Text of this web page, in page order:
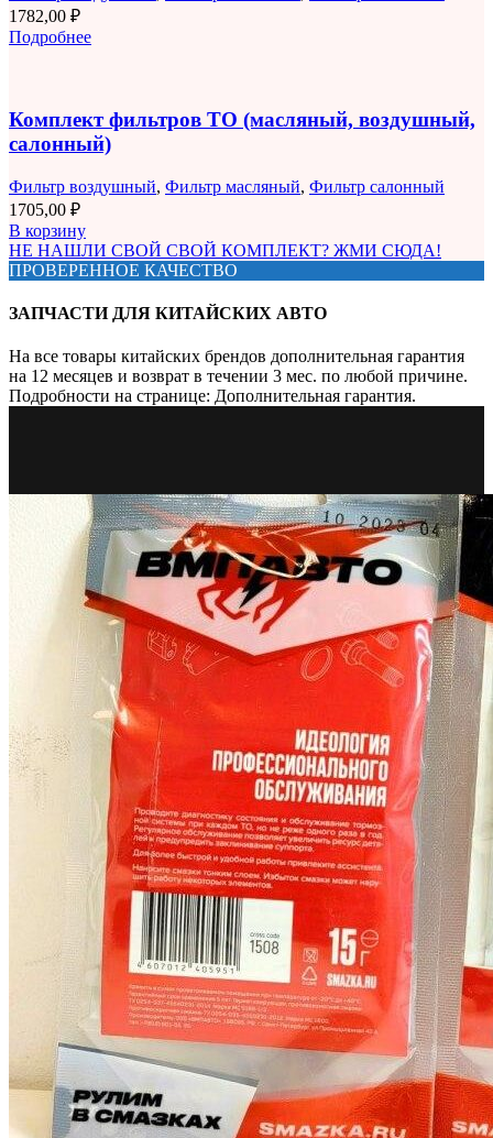
1782,00 ₽
Подробнее
Комплект фильтров ТО (масляный, воздушный,
салонный)
Фильтр воздушный, Фильтр масляный, Фильтр салонный
1705,00 ₽
В корзину
НЕ НАШЛИ СВОЙ СВОЙ КОМПЛЕКТ? ЖМИ СЮДА!
ПРОВЕРЕННОЕ КАЧЕСТВО
ЗАПЧАСТИ ДЛЯ КИТАЙСКИХ АВТО
На все товары китайских брендов дополнительная гарантия
на 12 месяцев и возврат в течении 3 мес. по любой причине.
Подробности на странице: Дополнительная гарантия.